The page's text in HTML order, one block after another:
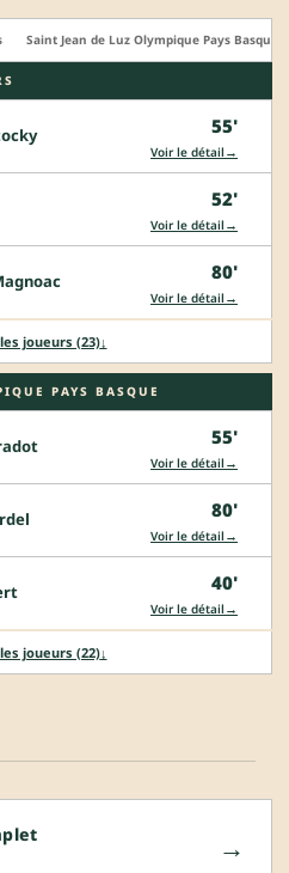
Saint Jean de Luz Olympique Pays Basque
55'
Voir le détail →
52'
Voir le détail →
80'
Voir le détail →
joueurs (23)↓
PAYS BASQUE
55'
Voir le détail →
80'
Voir le détail →
40'
Voir le détail →
joueurs (22)↓
→